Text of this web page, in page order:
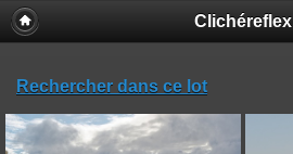
Clichéreflex
Rechercher dans ce lot